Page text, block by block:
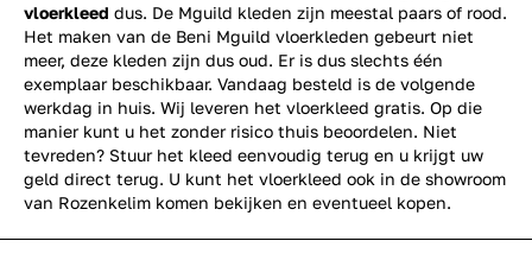
vloerkleed dus. De Mguild kleden zijn meestal paars of rood.
Het maken van de Beni Mguild vloerkleden gebeurt niet
meer, deze kleden zijn dus oud. Er is dus slechts één
exemplaar beschikbaar. Vandaag besteld is de volgende
werkdag in huis. Wij leveren het vloerkleed gratis. Op die
manier kunt u het zonder risico thuis beoordelen. Niet
tevreden? Stuur het kleed eenvoudig terug en u krijgt uw
geld direct terug. U kunt het vloerkleed ook in de showroom
van Rozenkelim komen bekijken en eventueel kopen.